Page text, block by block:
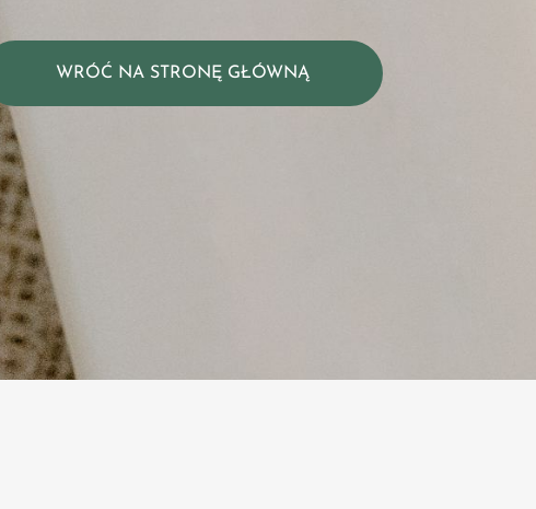
WRÓĆ NA STRONĘ GŁÓWNĄ